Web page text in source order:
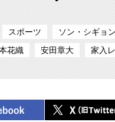
スポーツ ソン・シギョン
花織 安田章大 家入
シェア